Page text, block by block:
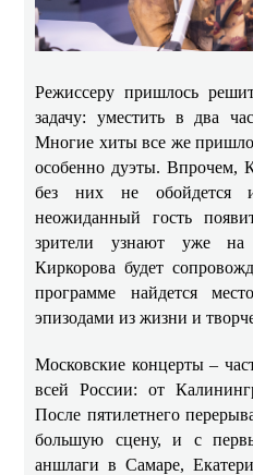
Режиссеру пришлось
задачу: уместить в два
Многие хиты все же
особенно дуэты. Впрочем,
без них не
неожиданный гость
зрители узнают уже
Киркорова будет
программе найдется
эпизодами из жизни и
Московские концерты –
всей России: от
После пятилетнего
большую сцену, и с
аншлаги в Самаре,